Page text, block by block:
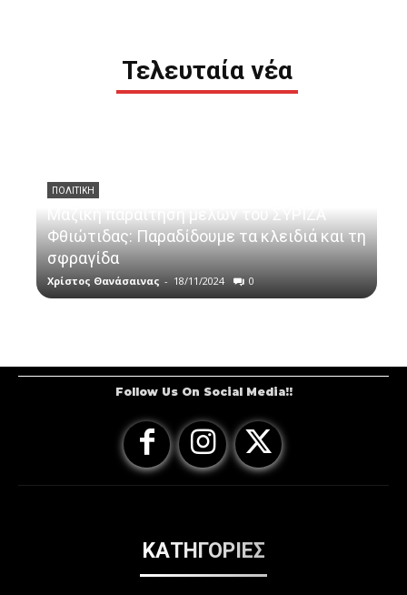
Τελευταία νέα
ΠΟΛΙΤΙΚΗ
Μαζική παραίτηση μελών του ΣΥΡΙΖΑ
Φθιώτιδας: Παραδίδουμε τα κλειδιά και τη
σφραγίδα
Χρίστος Θανάσαινας - 18/11/2024 0
Follow Us On Social Media!!
ΚΑΤΗΓΟΡΙΕΣ